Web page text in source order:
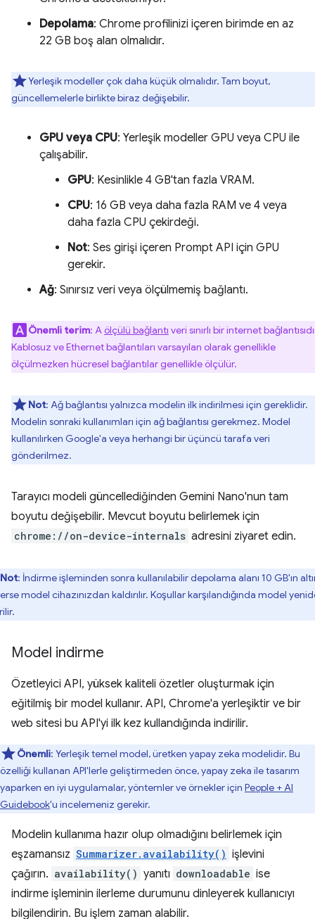
Depolama: Chrome profilinizi içeren birimde en az
22 GB boş alan olmalıdır.
Yerleşik modeller çok daha küçük olmalıdır. Tam boyut,
güncellemelerle birlikte biraz değişebilir.
GPU veya CPU: Yerleşik modeller GPU veya CPU ile
çalışabilir.
GPU: Kesinlikle 4 GB'tan fazla VRAM.
CPU: 16 GB veya daha fazla RAM ve 4 veya
daha fazla CPU çekirdeği.
Not: Ses girişi içeren Prompt API için GPU
gerekir.
Ağ: Sınırsız veri veya ölçülmemiş bağlantı.
Önemli terim: Aölçülü bağlantı veri sınırlı bir internet
Kablosuz ve Ethernet bağlantıları varsayılan olarak genellikle
ölçülmezken hücresel bağlantılar genellikle ölçülür.
Not: Ağ bağlantısı yalnızca modelin ilk indirilmesi için gereklidir.
Modelin sonraki kullanımları için ağ bağlantısı gerekmez. Model
kullanılırken Google'a veya herhangi bir üçüncü tarafa veri
gönderilmez.
Tarayıcı modeli güncellediğinden Gemini Nano'nun tam
boyutu değişebilir. Mevcut boyutu belirlemek için
chrome://on-device-internals adresini ziyaret edin.
Not: İndirme işleminden sonra kullanılabilir depolama alanı 10 GB'ın
model cihazınızdan kaldırılır. Koşullar karşılandığında model
Model indirme
Özetleyici API, yüksek kaliteli özetler oluşturmak için
eğitilmiş bir model kullanır. API, Chrome'a yerleşiktir ve bir
web sitesi bu API'yi ilk kez kullandığında indirilir.
Önemli: Yerleşik temel model, üretken yapay zeka modelidir. Bu
özelliği kullanan API'lerle geliştirmeden önce, yapay zeka ile tasarım
yaparken en iyi uygulamalar, yöntemler ve örnekler için People + AI
Guidebook'u incelemeniz gerekir.
Modelin kullanıma hazır olup olmadığını belirlemek için
eşzamansız Summarizer.availability() işlevini
çağırın. availability() yanıtı downloadable ise
indirme işleminin ilerleme durumunu dinleyerek kullanıcıyı
bilgilendirin. Bu işlem zaman alabilir.